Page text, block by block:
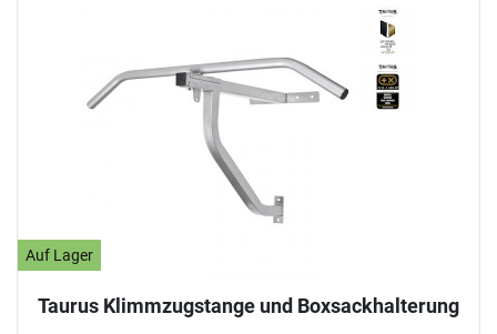
Auf Lager
Taurus Klimmzugstange und Boxsackhalterung